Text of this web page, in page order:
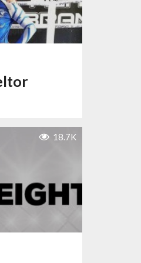
18.7K